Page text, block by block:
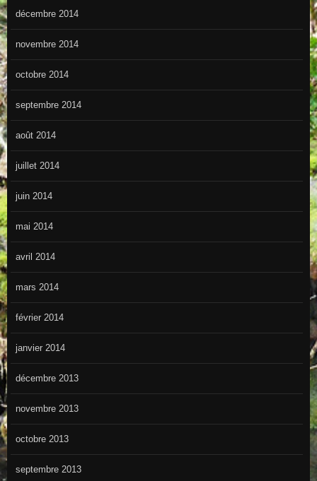
décembre 2014
novembre 2014
octobre 2014
septembre 2014
août 2014
juillet 2014
juin 2014
mai 2014
avril 2014
mars 2014
février 2014
janvier 2014
décembre 2013
novembre 2013
octobre 2013
septembre 2013